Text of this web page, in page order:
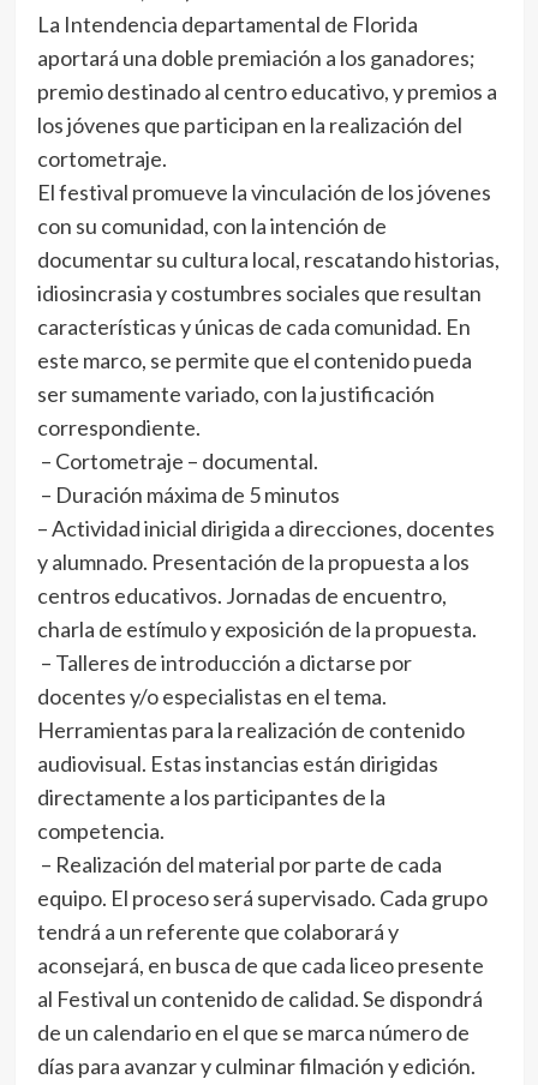
La Intendencia departamental de Florida
aportará una doble premiación a los ganadores;
premio destinado al centro educativo, y premios a
los jóvenes que participan en la realización del
cortometraje.
El festival promueve la vinculación de los jóvenes
con su comunidad, con la intención de
documentar su cultura local, rescatando historias,
idiosincrasia y costumbres sociales que resultan
características y únicas de cada comunidad. En
este marco, se permite que el contenido pueda
ser sumamente variado, con la justificación
correspondiente.
– Cortometraje – documental.
– Duración máxima de 5 minutos
– Actividad inicial dirigida a direcciones, docentes
y alumnado. Presentación de la propuesta a los
centros educativos. Jornadas de encuentro,
charla de estímulo y exposición de la propuesta.
– Talleres de introducción a dictarse por
docentes y/o especialistas en el tema.
Herramientas para la realización de contenido
audiovisual. Estas instancias están dirigidas
directamente a los participantes de la
competencia.
– Realización del material por parte de cada
equipo. El proceso será supervisado. Cada grupo
tendrá a un referente que colaborará y
aconsejará, en busca de que cada liceo presente
al Festival un contenido de calidad. Se dispondrá
de un calendario en el que se marca número de
días para avanzar y culminar filmación y edición.